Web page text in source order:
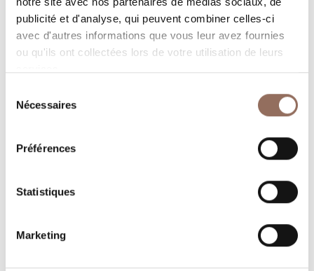
publicité et d'analyse, qui peuvent combiner celles-ci
avec d'autres informations que vous leur avez fournies
ou qu'ils ont collectées lors de votre utilisation de leurs
Nécessaires
Préférences
Statistiques
Marketing
gardant un œil sur la météo en temps réel
Où dormir Où manger